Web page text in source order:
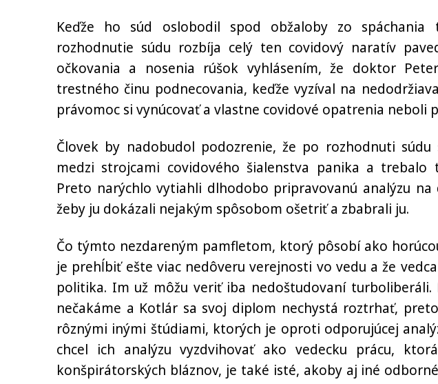
Keďže ho súd oslobodil spod obžaloby zo spáchania
rozhodnutie súdu rozbíja celý ten covidový naratív
očkovania a nosenia rúšok vyhlásením, že doktor
trestného činu podnecovania, keďže vyzíval na
právomoc si vynúcovať a vlastne covidové opatrenia neboli
Človek by nadobudol podozrenie, že po rozhodnuti
medzi strojcami covidového šialenstva panika a
Preto narýchlo vytiahli dlhodobo pripravovanú analýzu
žeby ju dokázali nejakým spôsobom ošetriť a zbabrali ju.
Čo týmto nezdareným pamfletom, ktorý pôsobí ako
je prehĺbiť ešte viac nedôveru verejnosti vo vedu a že
politika. Im už môžu veriť iba nedoštudovaní
nečakáme a Kotlár sa svoj diplom nechystá roztrhať,
rôznými inými štúdiami, ktorých je oproti odporujúcej
chcel ich analýzu vyzdvihovať ako vedecku prácu,
konšpirátorských bláznov, je také isté, akoby aj iné